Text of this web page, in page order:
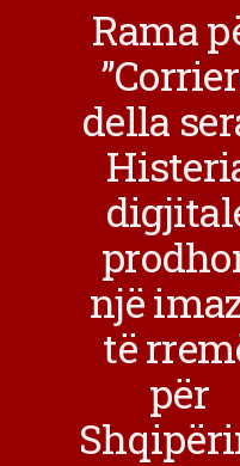
Rama
della
një
të
për